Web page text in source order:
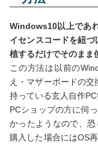
Windows10以上であ
イセンスコードを紐
植するだけでそのまま
この方法は以前の
え・マザーボードの
持っている玄人自作PC
PCショップの方に伺
かったようなので、
購入した場合にはOS